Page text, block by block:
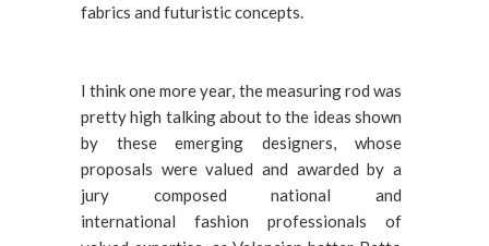
fabrics and futuristic concepts.
I think one more year, the measuring rod was
pretty high talking about to the ideas shown
by these emerging designers, whose
proposals were valued and awarded by a
jury composed national and
international fashion professionals of